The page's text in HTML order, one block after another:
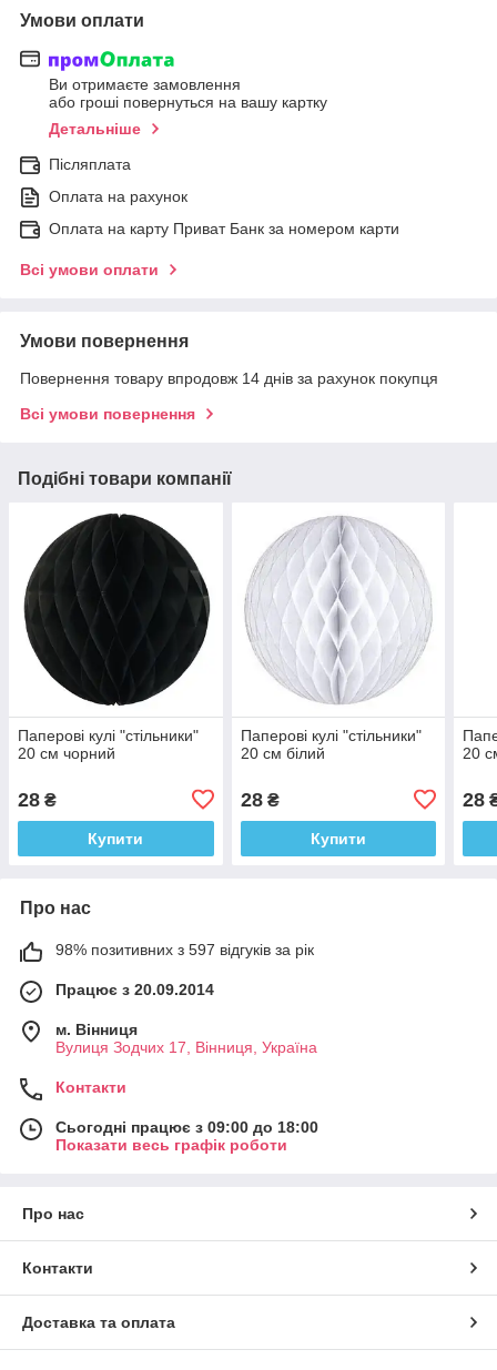
Умови оплати
Ви отримаєте замовлення
або гроші повернуться на вашу картку
Детальніше
Післяплата
Оплата на рахунок
Оплата на карту Приват Банк за номером карти
Всі умови оплати
Умови повернення
Повернення товару впродовж 14 днів за рахунок покупця
Всі умови повернення
Подібні товари компанії
Паперові кулі "стільники"
20 см чорний
28 ₴
Купити
Паперові кулі "стільники"
20 см білий
28₴
Купити
20
28
Про нас
98% позитивних з 597 відгуків за рік
Працює з 20.09.2014
м. Вінниця
Вулиця Зодчих 17, Вінниця, Україна
Контакти
Сьогодні працює з 09:00 до 18:00
Показати весь графік роботи
Про нас
Контакти
Доставка та оплата